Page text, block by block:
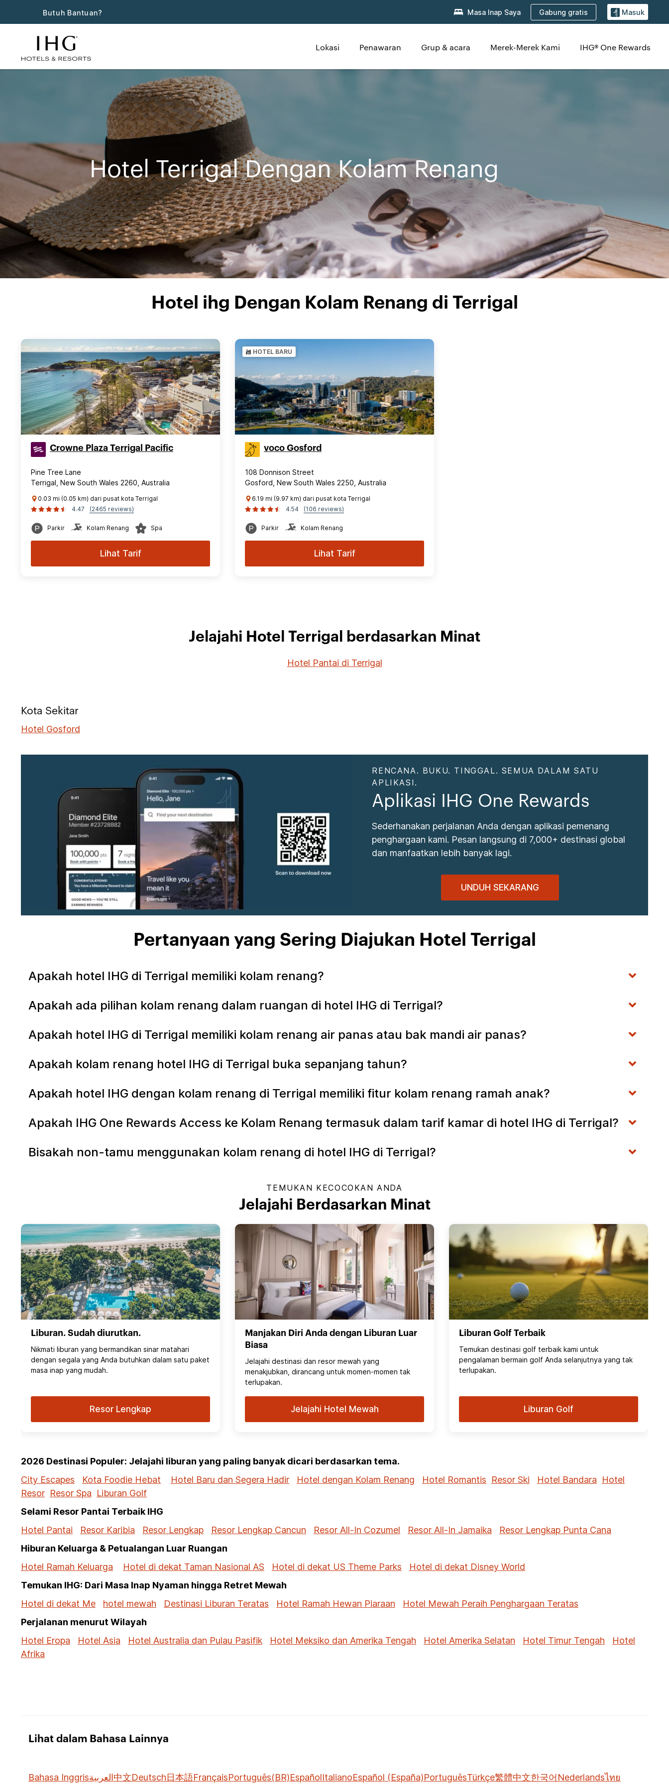
Butuh Bantuan? Masa Inap Saya Gabung gratis Masuk
Lokasi Penawaran Grup & acara Merek-Merek Kami IHG® One Rewards
Hotel Terrigal Dengan Kolam Renang
Hotel ihg Dengan Kolam Renang di Terrigal
Crowne Plaza Terrigal Pacific
Pine Tree Lane
Terrigal, New South Wales 2260, Australia
0.03 mi (0.05 km) dari pusat kota Terrigal
4.47
(2465 reviews)
Parkir Kolam Renang Spa
Lihat Tarif
HOTEL BARU
voco Gosford
108 Donnison Street
Gosford, New South Wales 2250, Australia
6.19 mi (9.97 km) dari pusat kota Terrigal
4.54
(106 reviews)
Parkir Kolam Renang
Lihat Tarif
Jelajahi Hotel Terrigal berdasarkan Minat
Hotel Pantai di Terrigal
Kota Sekitar
Hotel Gosford
RENCANA. BUKU. TINGGAL. SEMUA DALAM SATU
APLIKASI.
Aplikasi IHG One Rewards
Sederhanakan perjalanan Anda dengan aplikasi pemenang
penghargaan kami. Pesan langsung di 7,000+ destinasi global
dan manfaatkan lebih banyak lagi.
UNDUH SEKARANG
Pertanyaan yang Sering Diajukan Hotel Terrigal
Apakah hotel IHG di Terrigal memiliki kolam renang?
Apakah ada pilihan kolam renang dalam ruangan di hotel IHG di Terrigal?
Apakah hotel IHG di Terrigal memiliki kolam renang air panas atau bak mandi air panas?
Apakah kolam renang hotel IHG di Terrigal buka sepanjang tahun?
Apakah hotel IHG dengan kolam renang di Terrigal memiliki fitur kolam renang ramah anak?
Apakah IHG One Rewards Access ke Kolam Renang termasuk dalam tarif kamar di hotel IHG di Terrigal?
Bisakah non-tamu menggunakan kolam renang di hotel IHG di Terrigal?
TEMUKAN KECOCOKAN ANDA
Jelajahi Berdasarkan Minat
Liburan. Sudah diurutkan.
Nikmati liburan yang bermandikan sinar matahari
dengan segala yang Anda butuhkan dalam satu paket
masa inap yang mudah.
Resor Lengkap
Manjakan Diri Anda dengan Liburan Luar
Biasa
Jelajahi destinasi dan resor mewah yang
menakjubkan, dirancang untuk momen-momen tak
terlupakan.
Jelajahi Hotel Mewah
Liburan Golf Terbaik
Temukan destinasi golf terbaik kami untuk
pengalaman bermain golf Anda selanjutnya yang tak
terlupakan.
Liburan Golf
2026 Destinasi Populer: Jelajahi liburan yang paling banyak dicari berdasarkan tema.
City Escapes
Kota Foodie Hebat Hotel Baru dan Segera Hadir Hotel dengan Kolam Renang Hotel Romantis Resor Ski Hotel Bandara
Hotel
Resor Resor Spa
Liburan Golf
Selami Resor Pantai Terbaik IHG
Hotel Pantai
Resor Karibia Resor Lengkap Resor Lengkap Cancun Resor All-In Cozumel Resor All-In Jamaika
Resor Lengkap Punta Cana
Hiburan Keluarga & Petualangan Luar Ruangan
Hotel Ramah Keluarga
Hotel di dekat Taman Nasional AS Hotel di dekat US Theme Parks
Hotel di dekat Disney World
Temukan IHG: Dari Masa Inap Nyaman hingga Retret Mewah
Hotel di dekat Me
hotel mewah Destinasi Liburan Teratas Hotel Ramah Hewan Piaraan
Hotel Mewah Peraih Penghargaan Teratas
Perjalanan menurut Wilayah
Hotel Eropa
Hotel Asia Hotel Australia dan Pulau Pasifik Hotel Meksiko dan Amerika Tengah Hotel Amerika Selatan Hotel Timur Tengah
Hotel
Afrika
Lihat dalam Bahasa Lainnya
Bahasa Inggrisالعربية中文Deutsch日本語FrançaisPortuguês(BR)EspañolItalianoEspañol (España)PortuguêsTürkçe繁體中文한국어 Nederlandsไทย